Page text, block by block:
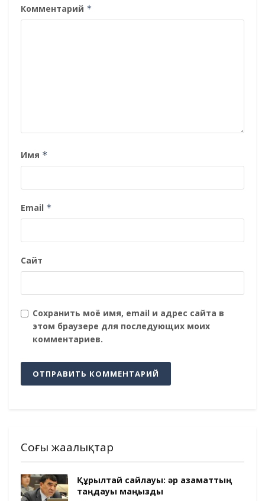
Комментарий *
Имя *
Email *
Сайт
Сохранить моё имя, email и адрес сайта в
этом браузере для последующих моих
комментариев.
Соңғы жаңалықтар
Құрылтай сайлауы: әр азаматтың
таңдауы маңызды